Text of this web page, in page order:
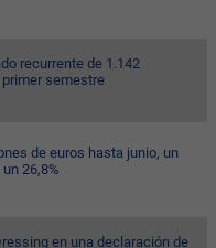
recurrente de 1.142
semestre
de euros hasta junio, un
26,8%
en una declaración de